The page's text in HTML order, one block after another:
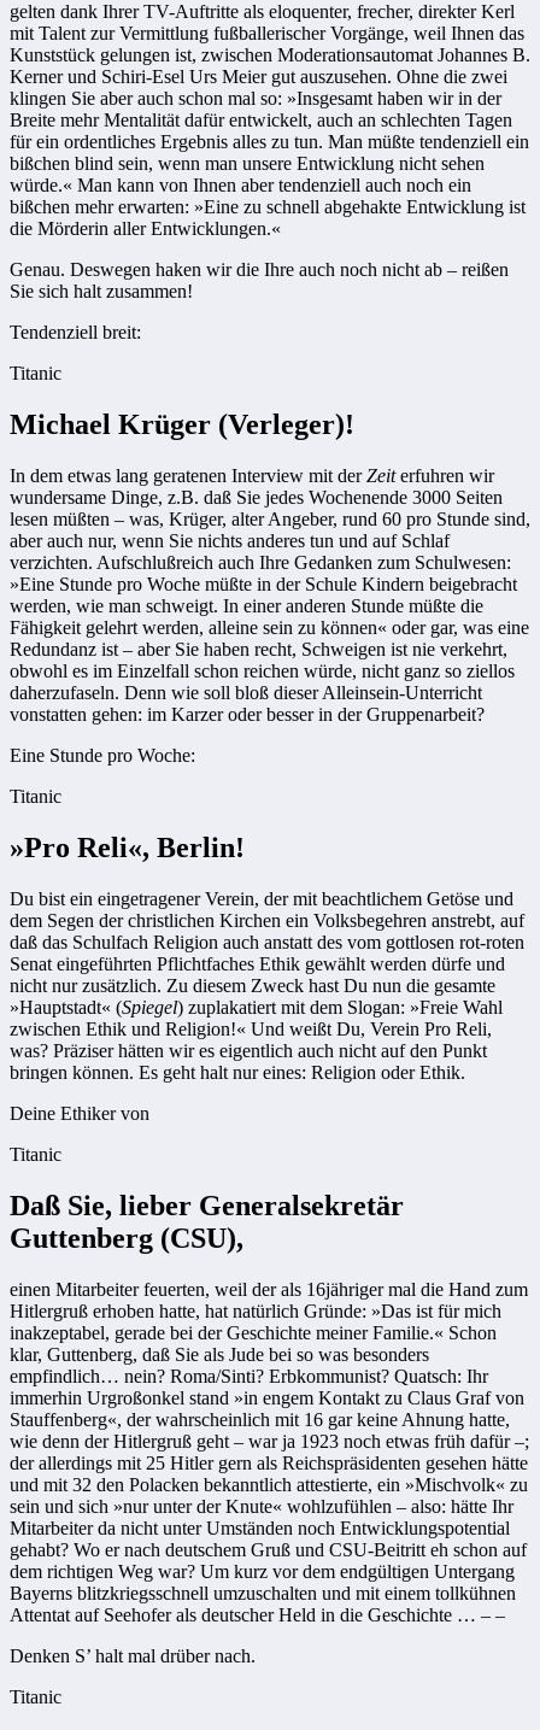
gelten dank Ihrer TV-Auftritte als eloquenter, frecher, direkter Kerl
mit Talent zur Vermittlung fußballerischer Vorgänge, weil Ihnen das
Kunststück gelungen ist, zwischen Moderationsautomat Johannes B.
Kerner und Schiri-Esel Urs Meier gut auszusehen. Ohne die zwei
klingen Sie aber auch schon mal so: »Insgesamt haben wir in der
Breite mehr Mentalität dafür entwickelt, auch an schlechten Tagen
für ein ordentliches Ergebnis alles zu tun. Man müßte tendenziell ein
bißchen blind sein, wenn man unsere Entwicklung nicht sehen
würde.« Man kann von Ihnen aber tendenziell auch noch ein
bißchen mehr erwarten: »Eine zu schnell abgehakte Entwicklung ist
die Mörderin aller Entwicklungen.«
Genau. Deswegen haken wir die Ihre auch noch nicht ab – reißen
Sie sich halt zusammen!
Tendenziell breit:
Titanic
Michael Krüger (Verleger)!
In dem etwas lang geratenen Interview mit derZeiterfuhren wir
wundersame Dinge, z.B. daß Sie jedes Wochenende 3000 Seiten
lesen müßten – was, Krüger, alter Angeber, rund 60 pro Stunde sind,
aber auch nur, wenn Sie nichts anderes tun und auf Schlaf
verzichten. Aufschlußreich auch Ihre Gedanken zum Schulwesen:
»Eine Stunde pro Woche müßte in der Schule Kindern beigebracht
werden, wie man schweigt. In einer anderen Stunde müßte die
Fähigkeit gelehrt werden, alleine sein zu können« oder gar, was eine
Redundanz ist – aber Sie haben recht, Schweigen ist nie verkehrt,
obwohl es im Einzelfall schon reichen würde, nicht ganz so ziellos
daherzufaseln. Denn wie soll bloß dieser Alleinsein-Unterricht
vonstatten gehen: im Karzer oder besser in der Gruppenarbeit?
Eine Stunde pro Woche:
Titanic
»Pro Reli«, Berlin!
Du bist ein eingetragener Verein, der mit beachtlichem Getöse und
dem Segen der christlichen Kirchen ein Volksbegehren anstrebt, auf
daß das Schulfach Religion auch anstatt des vom gottlosen rot-roten
Senat eingeführten Pflichtfaches Ethik gewählt werden dürfe und
nicht nur zusätzlich. Zu diesem Zweck hast Du nun die gesamte
»Hauptstadt« (Spiegel) zuplakatiert mit dem Slogan: »Freie Wahl
zwischen Ethik und Religion!« Und weißt Du, Verein Pro Reli,
was? Präziser hätten wir es eigentlich auch nicht auf den Punkt
bringen können. Es geht halt nur eines: Religion oder Ethik.
Deine Ethiker von
Titanic
Daß Sie, lieber Generalsekretär
Guttenberg (CSU),
einen Mitarbeiter feuerten, weil der als 16jähriger mal die Hand zum
Hitlergruß erhoben hatte, hat natürlich Gründe: »Das ist für mich
inakzeptabel, gerade bei der Geschichte meiner Familie.« Schon
klar, Guttenberg, daß Sie als Jude bei so was besonders
empfindlich… nein? Roma/Sinti? Erbkommunist? Quatsch: Ihr
immerhin Urgroßonkel stand »in engem Kontakt zu Claus Graf von
Stauffenberg«, der wahrscheinlich mit 16 gar keine Ahnung hatte,
wie denn der Hitlergruß geht – war ja 1923 noch etwas früh dafür –;
der allerdings mit 25 Hitler gern als Reichspräsidenten gesehen hätte
und mit 32 den Polacken bekanntlich attestierte, ein »Mischvolk« zu
sein und sich »nur unter der Knute« wohlzufühlen – also: hätte Ihr
Mitarbeiter da nicht unter Umständen noch Entwicklungspotential
gehabt? Wo er nach deutschem Gruß und CSU-Beitritt eh schon auf
dem richtigen Weg war? Um kurz vor dem endgültigen Untergang
Bayerns blitzkriegsschnell umzuschalten und mit einem tollkühnen
Attentat auf Seehofer als deutscher Held in die Geschichte … – –
Denken S’ halt mal drüber nach.
Titanic